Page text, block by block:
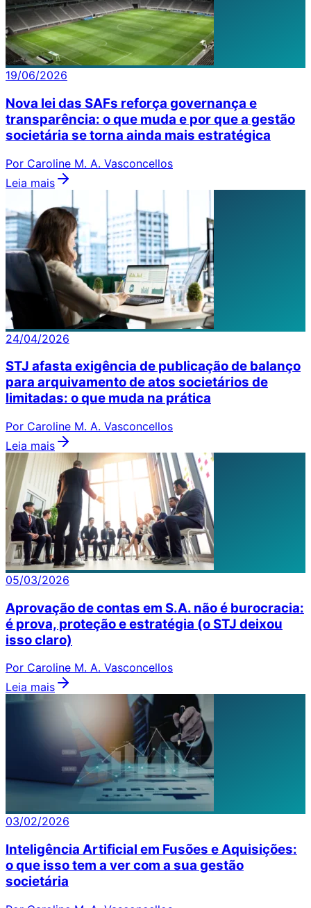
19/06/2026
Nova lei das SAFs reforça governança e
transparência: o que muda e por que a gestão
societária se torna ainda mais estratégica
Por Caroline M. A. Vasconcellos
Leia mais
24/04/2026
STJ afasta exigência de publicação de balanço
para arquivamento de atos societários de
limitadas: o que muda na prática
Por Caroline M. A. Vasconcellos
Leia mais
05/03/2026
Aprovação de contas em S.A. não é burocracia:
é prova, proteção e estratégia (o STJ deixou
isso claro)
Por Caroline M. A. Vasconcellos
Leia mais
03/02/2026
Inteligência Artificial em Fusões e Aquisições:
o que isso tem a ver com a sua gestão
societária